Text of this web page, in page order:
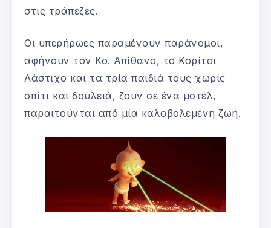
στις τράπεζες.
Οι υπερήρωες παραμένουν παράνομοι,
αφήνουν τον Κο. Απίθανο, το Κορίτσι
Λάστιχο και τα τρία παιδιά τους χωρίς
σπίτι και δουλειά, ζουν σε ένα μοτέλ,
παραιτούνται από μία καλοβολεμένη ζωή.